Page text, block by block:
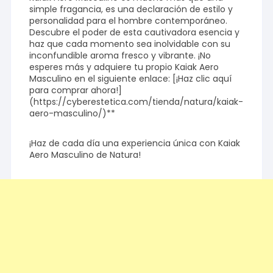
simple fragancia, es una declaración de estilo y
personalidad para el hombre contemporáneo.
Descubre el poder de esta cautivadora esencia y
haz que cada momento sea inolvidable con su
inconfundible aroma fresco y vibrante. ¡No
esperes más y adquiere tu propio Kaiak Aero
Masculino en el siguiente enlace: [¡Haz clic aquí
para comprar ahora!]
(https://cyberestetica.com/tienda/natura/kaiak-
aero-masculino/)**
¡Haz de cada día una experiencia única con Kaiak
Aero Masculino de Natura!